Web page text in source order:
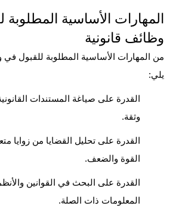
المهارات الأساسية
وظائف قانونية
من المهارات الأساسية المطلوبة للقبول في
يلي:
القدرة على صياغة المستندات
وثقة.
القدرة على تحليل القضايا من زوايا
القوة والضعف.
القدرة على البحث في القوانين
المعلومات ذات الصلة.